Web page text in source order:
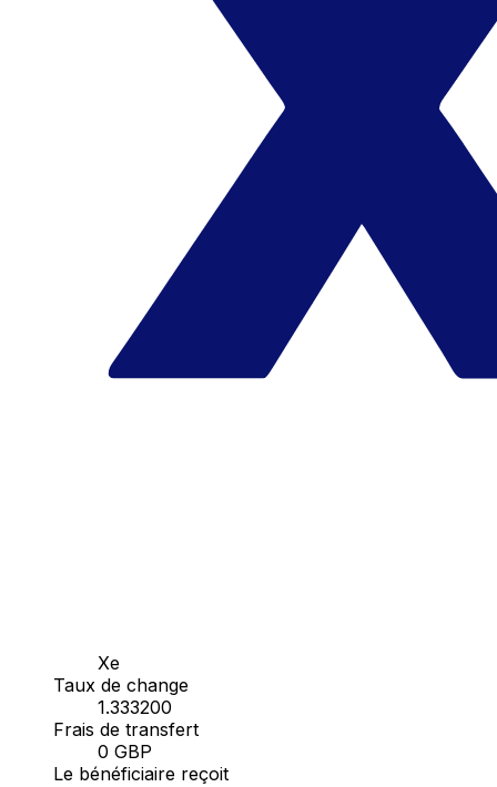
Xe
Taux de change
1.333200
Frais de transfert
0 GBP
Le bénéficiaire reçoit